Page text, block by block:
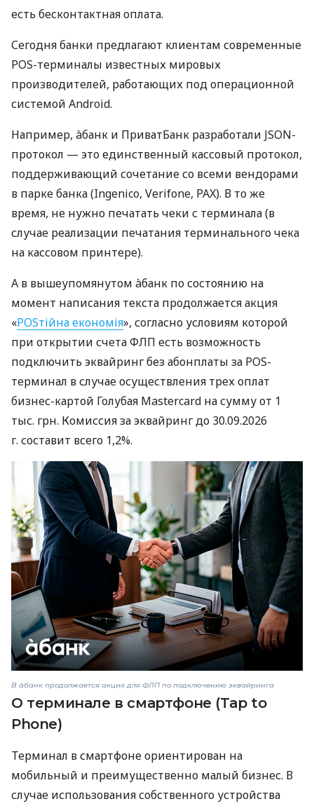
есть бесконтактная оплата.
Сегодня банки предлагают клиентам современные
POS-терминалы известных мировых
производителей, работающих под операционной
системой Android.
Например, àбанк и ПриватБанк разработали JSON-
протокол — это единственный кассовый протокол,
поддерживающий сочетание со всеми вендорами
в парке банка (Ingenico, Verifone, PAX). В то же
время, не нужно печатать чеки с терминала (в
случае реализации печатания терминального чека
на кассовом принтере).
А в вышеупомянутом àбанк по состоянию на
момент написания текста продолжается акция
«POSтійна економія», согласно условиям которой
при открытии счета ФЛП есть возможность
подключить эквайринг без абонплаты за POS-
терминал в случае осуществления трех оплат
бизнес-картой Голубая Mastercard на сумму от 1
тыс. грн. Комиссия за эквайринг до 30.09.2026
г. составит всего 1,2%.
В àбанк продолжается акция для ФЛП по подключению эквайринга
О терминале в смартфоне (Tap to
Phone)
Терминал в смартфоне ориентирован на
мобильный и преимущественно малый бизнес. В
случае использования собственного устройства